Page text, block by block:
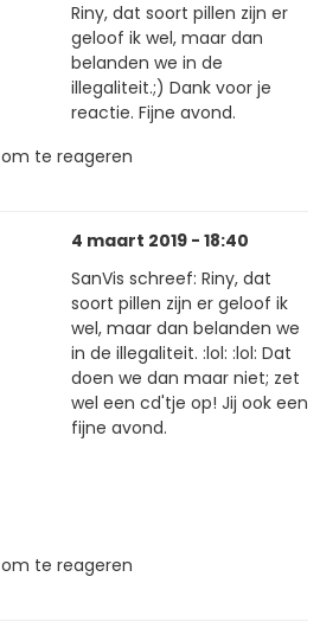
Riny, dat soort pillen zijn er
geloof ik wel, maar dan
belanden we in de
illegaliteit.;) Dank voor je
reactie. Fijne avond.
om te reageren
4 maart 2019 - 18:40
SanVis schreef: Riny, dat
soort pillen zijn er geloof ik
wel, maar dan belanden we
in de illegaliteit. :lol: :lol: Dat
doen we dan maar niet; zet
wel een cd'tje op! Jij ook een
fijne avond.
om te reageren